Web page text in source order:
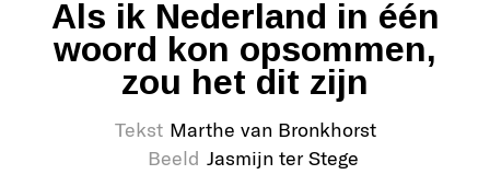
Als ik Nederland in één
woord kon opsommen,
zou het dit zijn
Tekst Marthe van Bronkhorst
Beeld Jasmijn ter Stege